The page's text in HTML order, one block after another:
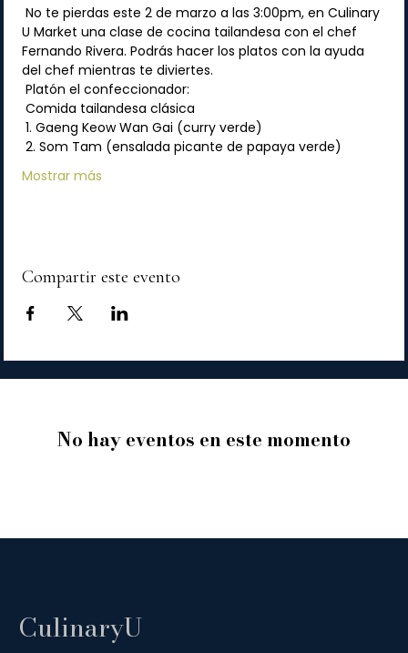
No te pierdas este 2 de marzo a las 3:00pm, en Culinary
U Market una clase de cocina tailandesa con el chef
Fernando Rivera. Podrás hacer los platos con la ayuda
del chef mientras te diviertes.
Platón el confeccionador:
Comida tailandesa clásica
1. Gaeng Keow Wan Gai (curry verde)
2. Som Tam (ensalada picante de papaya verde)
Mostrar más
Compartir este evento
No hay eventos en este momento
CulinaryU